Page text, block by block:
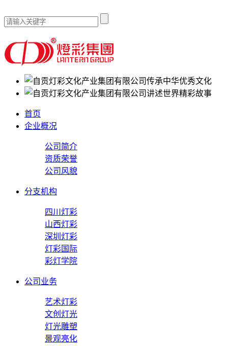
传承中华优秀文化
讲述世界精彩故事
首页
企业概况
公司简介
资质荣誉
公司风貌
分支机构
四川灯彩
山西灯彩
深圳灯彩
灯彩国际
彩灯学院
公司业务
艺术灯彩
文创灯光
灯光雕塑
景观亮化